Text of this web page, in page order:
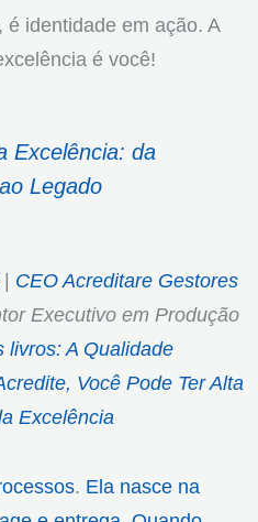
é identidade em ação. A
é você!
Excelência: da
Legado
| CEO Acreditare Gestores
Executivo em Produção
livros: A Qualidade
Você Pode Ter Alta
Excelência
. Ela nasce na